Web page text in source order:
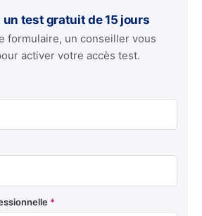
un test gratuit de 15 jours
formulaire, un conseiller vous
activer votre accès test.
*